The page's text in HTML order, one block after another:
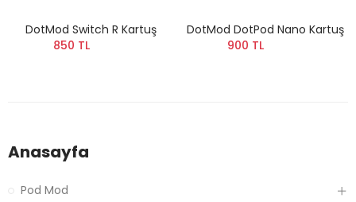
DotMod Switch R Kartuş
850 TL
DotMod DotPod Nano Kartuş
900 TL
Anasayfa
Pod Mod